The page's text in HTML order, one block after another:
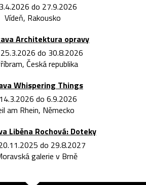
do 27.9.2026
Vídeň, Rakousko
Architektura opravy
do 30.8.2026
Česká republika
Whispering Things
do 6.9.2026
am Rhein, Německo
Liběna Rochová: Doteky
do 29.8.2027
galerie v Brně